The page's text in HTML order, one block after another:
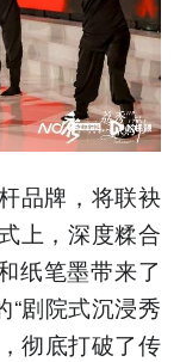
品牌，将联袂
上，深度糅合
纸笔墨带来了
“剧院式沉浸秀
彻底打破了传